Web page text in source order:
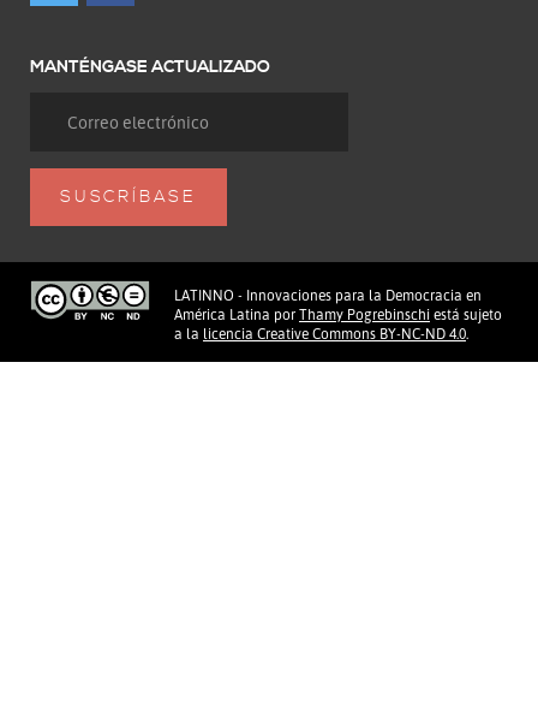
MANTÉNGASE ACTUALIZADO
LATINNO - Innovaciones para la Democracia en
América Latina por Thamy Pogrebinschi está sujeto
a la licencia Creative Commons BY-NC-ND 4.0.